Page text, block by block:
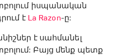
իսպանական
է La Razon-ը:
է սահմանել
Բայց մենք պետք